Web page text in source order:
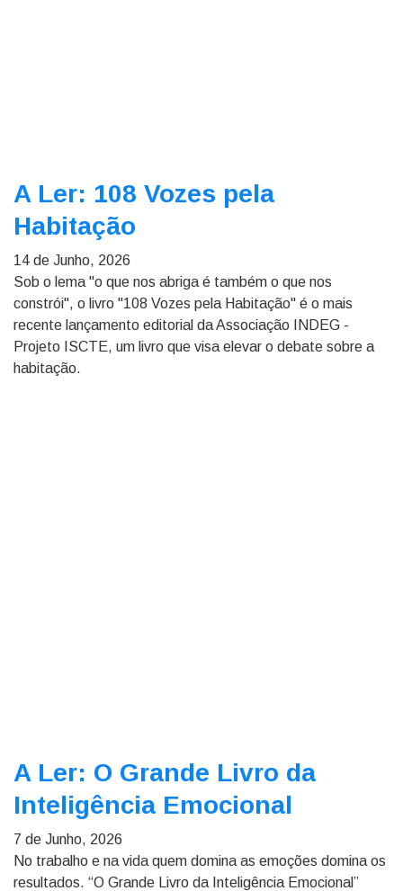
A Ler: 108 Vozes pela
Habitação
14 de Junho, 2026
Sob o lema "o que nos abriga é também o que nos
constrói", o livro "108 Vozes pela Habitação" é o mais
recente lançamento editorial da Associação INDEG -
Projeto ISCTE, um livro que visa elevar o debate sobre a
habitação.
A Ler: O Grande Livro da
Inteligência Emocional
7 de Junho, 2026
No trabalho e na vida quem domina as emoções domina os
resultados. “O Grande Livro da Inteligência Emocional”